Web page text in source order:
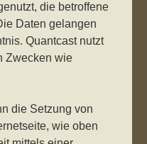
die betroffene
Daten gelangen
Quantcast nutzt
Zwecken wie
die Setzung von
wie oben